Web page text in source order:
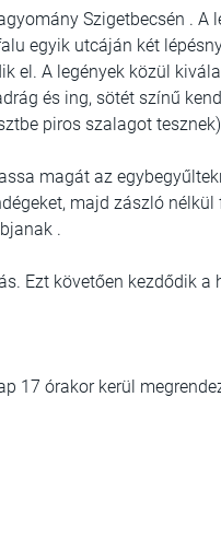
Szigetbecsén . A
egyik utcáján két
el. A legények közül
és ing, sötét színű
piros szalagot
magát az
majd zászló
.
Ezt követően kezdődik a
17 órakor kerül